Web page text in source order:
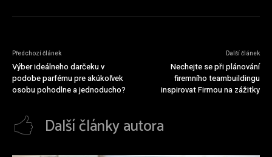
Předchozí článek
Výber ideálneho darčeku v
podobe parfému pre akúkoľvek
osobu pohodlne a jednoducho?
Další článek
Nechejte se při plánování
firemního teambuildingu
inspirovat Firmou na zážitky
Další články autora